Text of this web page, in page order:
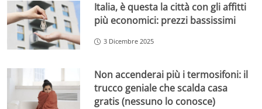
Italia, è questa la città con gli affitti
più economici: prezzi bassissimi
3 Dicembre 2025
Non accenderai più i termosifoni: il
trucco geniale che scalda casa
gratis (nessuno lo conosce)